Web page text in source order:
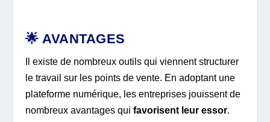
🌟 AVANTAGES
Il existe de nombreux outils qui viennent structurer
le travail sur les points de vente. En adoptant une
plateforme numérique, les entreprises jouissent de
nombreux avantages quifavorisent leur essor.